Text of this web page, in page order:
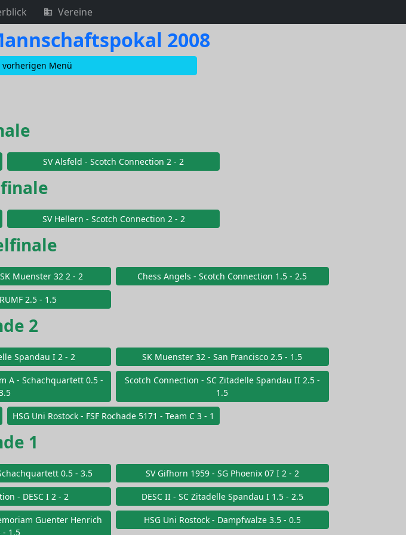
Vereine
2008
vorherigen Menü
SV Alsfeld - Scotch Connection 2 - 2
SV Hellern - Scotch Connection 2 - 2
Muenster 32 2 - 2 Chess Angels - Scotch Connection 1.5 - 2.5
2.5 - 1.5
2
Spandau I 2 - 2 SK Muenster 32 - San Francisco 2.5 - 1.5
A - Schachquartett 0.5 -
Scotch Connection - SC Zitadelle Spandau II 2.5 -
1.5
HSG Uni Rostock - FSF Rochade 5171 - Team C 3 - 1
1
0.5 - 3.5 SV Gifhorn 1959 - SG Phoenix 07 I 2 - 2
- DESC I 2 - 2 DESC II - SC Zitadelle Spandau I 1.5 - 2.5
Guenter Henrich
- 1.5
HSG Uni Rostock - Dampfwalze 3.5 - 0.5